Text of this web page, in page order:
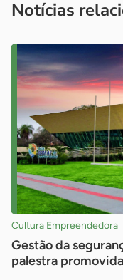
Notícias
Cultura Empreendedora
Gestão da
palestra